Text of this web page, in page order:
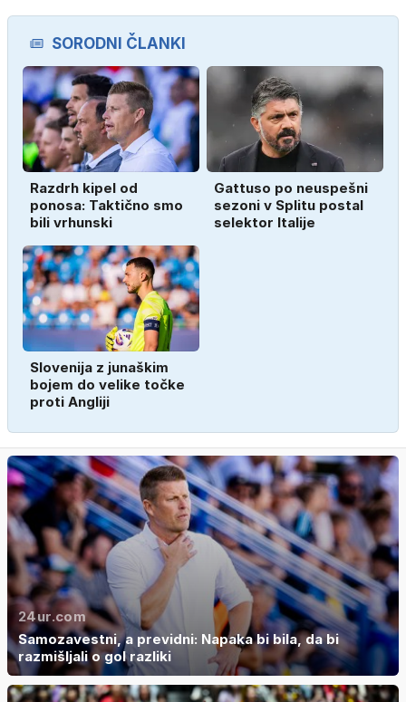
SORODNI ČLANKI
Razdrh kipel od
ponosa: Taktično smo
bili vrhunski
Gattuso po neuspešni
sezoni v Splitu postal
selektor Italije
Slovenija z junaškim
bojem do velike točke
proti Angliji
24ur.com
Samozavestni, a previdni: Napaka bi bila, da bi
razmišljali o gol razliki